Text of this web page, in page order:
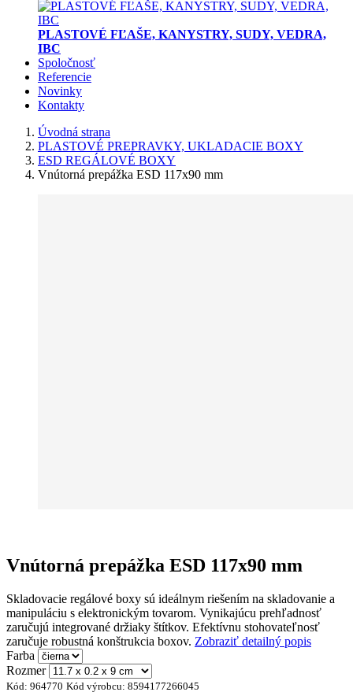
PLASTOVÉ FĽAŠE, KANYSTRY, SUDY, VEDRA,
IBC
Spoločnosť
Referencie
Novinky
Kontakty
Úvodná strana
PLASTOVÉ PREPRAVKY, UKLADACIE BOXY
ESD REGÁLOVÉ BOXY
Vnútorná prepážka ESD 117x90 mm
Vnútorná prepážka ESD 117x90 mm
Skladovacie regálové boxy sú ideálnym riešením na skladovanie a
manipuláciu s elektronickým tovarom. Vynikajúcu prehľadnosť
zaručujú integrované držiaky štítkov. Efektívnu stohovateľnosť
zaručuje robustná konštrukcia boxov. Zobraziť detailný popis
Farba
Rozmer
Kód: 964770 Kód výrobcu: 8594177266045